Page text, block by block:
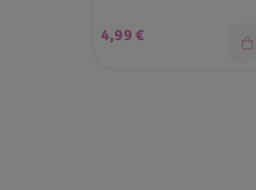
Precio
4,99 €